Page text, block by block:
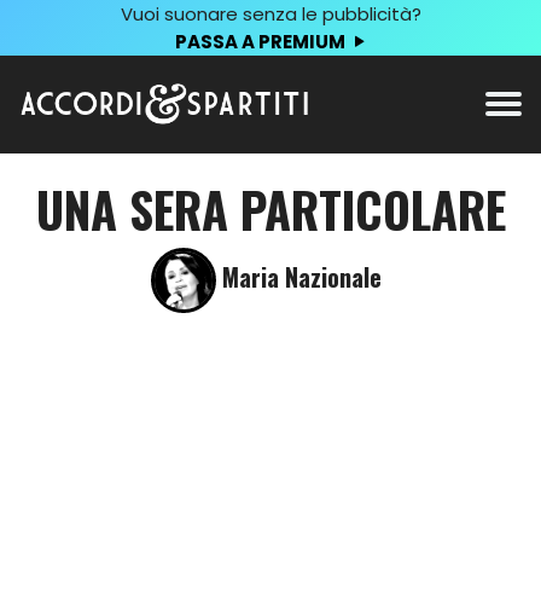
Vuoi suonare senza le pubblicità?
PASSA A PREMIUM
UNA SERA PARTICOLARE
Maria Nazionale